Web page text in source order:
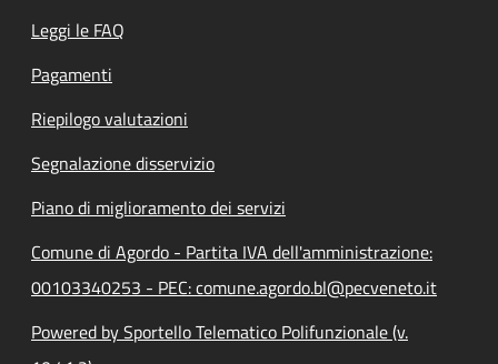
Leggi le FAQ
Pagamenti
Riepilogo valutazioni
Segnalazione disservizio
Piano di miglioramento dei servizi
Comune di Agordo - Partita IVA dell'amministrazione:
00103340253 - PEC: comune.agordo.bl@pecveneto.it
Powered by Sportello Telematico Polifunzionale (v.